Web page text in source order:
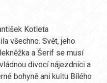
Kotleta
všechno. Svět, jeho
a Šerif se musí
divocí nájezdníci a
bohyně ani kultu Bílého